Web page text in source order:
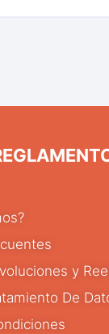
y
De